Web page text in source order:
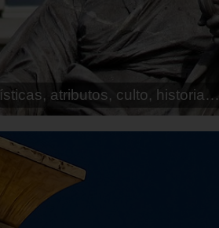
culto, historia…